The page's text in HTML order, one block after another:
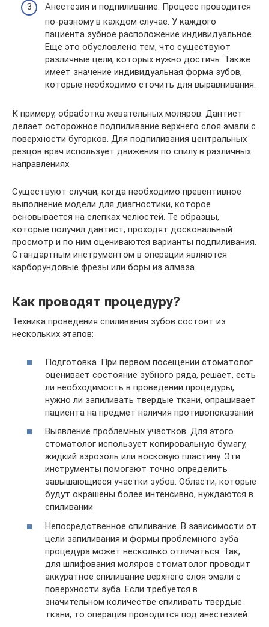
Анестезия и подпиливание. Процесс проводится
по-разному в каждом случае. У каждого
пациента зубное расположение индивидуальное.
Еще это обусловлено тем, что существуют
различные цели, которых нужно достичь. Также
имеет значение индивидуальная форма зубов,
которые необходимо сточить для выравнивания.
К примеру, обработка жевательных моляров. Дантист
делает осторожное подпиливание верхнего слоя эмали с
поверхности бугорков. Для подпиливания центральных
резцов врач использует движения по спилу в различных
направлениях.
Существуют случаи, когда необходимо превентивное
выполнение модели для диагностики, которое
основывается на слепках челюстей. Те образцы,
которые получил дантист, проходят доскональный
просмотр и по ним оцениваются варианты подпиливания.
Стандартным инструментом в операции являются
карборундовые фрезы или боры из алмаза.
Как проводят процедуру?
Техника проведения спиливания зубов состоит из
нескольких этапов:
Подготовка. При первом посещении стоматолог
оценивает состояние зубного ряда, решает, есть
ли необходимость в проведении процедуры,
нужно ли запиливать твердые ткани, опрашивает
пациента на предмет наличия противопоказаний
Выявление проблемных участков. Для этого
стоматолог использует копировальную бумагу,
жидкий аэрозоль или восковую пластину. Эти
инструменты помогают точно определить
завышающиеся участки зубов. Области, которые
будут окрашены более интенсивно, нуждаются в
спиливании
Непосредственное спиливание. В зависимости от
цели запиливания и формы проблемного зуба
процедура может несколько отличаться. Так,
для шлифования моляров стоматолог проводит
аккуратное спиливание верхнего слоя эмали с
поверхности зуба. Если требуется в
значительном количестве спиливать твердые
ткани, то операция проводится под анестезией.